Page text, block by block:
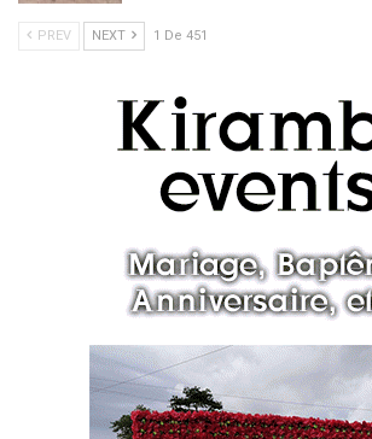
PREV NEXT 1 De 451